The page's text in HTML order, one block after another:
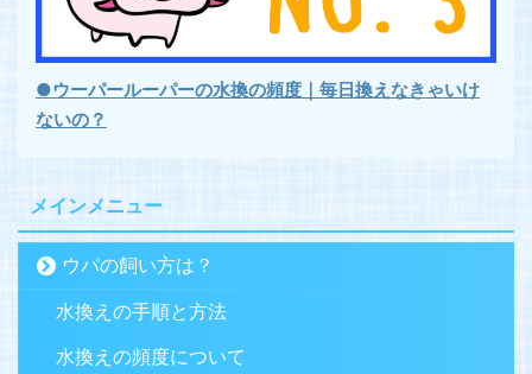
●ウーパールーパーの水換の頻度｜毎日換えなきゃいけ
ないの？
メインメニュー
ウパの飼い方は？
水換えの手順と方法
水換えの頻度について